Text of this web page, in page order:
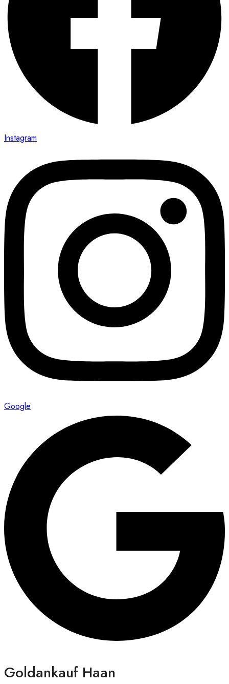
Instagram
Google
Goldankauf Haan